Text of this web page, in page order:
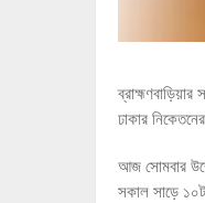
ঢাকার
আজ সোমবার
সকাল সাড়ে